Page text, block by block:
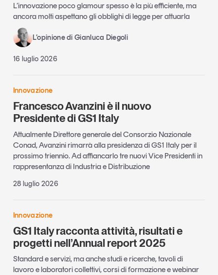
L’innovazione poco glamour spesso è la più efficiente, ma
ancora molti aspettano gli obblighi di legge per attuarla
L’opinione di Gianluca Diegoli
16 luglio 2026
Innovazione
Francesco Avanzini è il nuovo
Presidente di GS1 Italy
Attualmente Direttore generale del Consorzio Nazionale
Conad, Avanzini rimarrà alla presidenza di GS1 Italy per il
prossimo triennio. Ad affiancarlo tre nuovi Vice Presidenti in
rappresentanza di Industria e Distribuzione
28 luglio 2026
Innovazione
GS1 Italy racconta attività, risultati e
progetti nell’Annual report 2025
Standard e servizi, ma anche studi e ricerche, tavoli di
lavoro e laboratori collettivi, corsi di formazione e webinar